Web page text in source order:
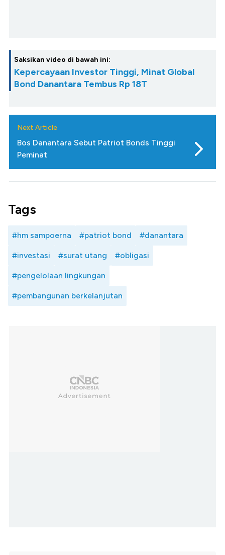
Saksikan video di bawah ini:
Kepercayaan Investor Tinggi, Minat Global
Bond Danantara Tembus Rp 18T
Next Article
Bos Danantara Sebut Patriot Bonds Tinggi
Peminat
Tags
#hm sampoerna #patriot bond #danantara
#investasi #surat utang #obligasi
#pengelolaan lingkungan
#pembangunan berkelanjutan